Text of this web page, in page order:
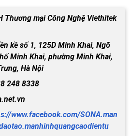
Thương mại Công Nghệ Viethitek
kề số 1, 125D Minh Khai, Ngõ
Minh Khai, phường Minh Khai,
Hà Nội
248 8338
www.facebook.com/SONA.man